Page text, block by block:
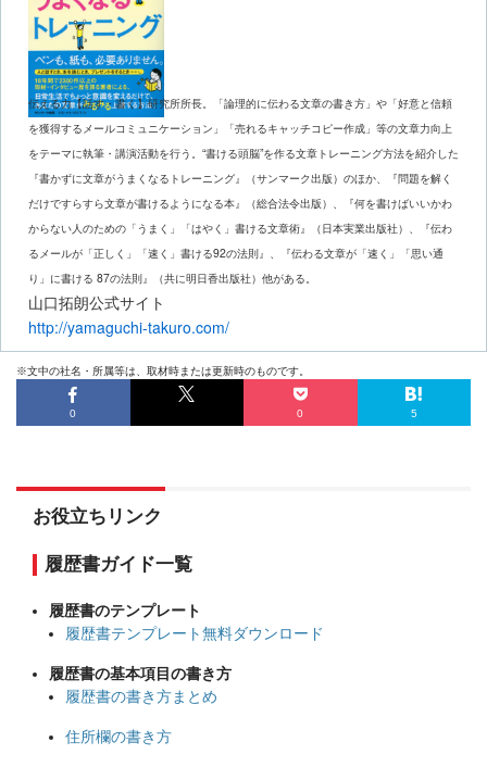
伝える力【話す・書く】研究所所長。「論理的に伝わる文章の書き方」や「好意と信頼
を獲得するメールコミュニケーション」「売れるキャッチコピー作成」等の文章力向上
をテーマに執筆・講演活動を行う。“書ける頭脳”を作る文章トレーニング方法を紹介した
『書かずに文章がうまくなるトレーニング』（サンマーク出版）のほか、『問題を解く
だけですらすら文章が書けるようになる本』（総合法令出版）、『何を書けばいいかわ
からない人のための「うまく」「はやく」書ける文章術』（日本実業出版社）、『伝わ
るメールが「正しく」「速く」書ける92の法則』、『伝わる文章が「速く」「思い通
り」に書ける 87の法則』（共に明日香出版社）他がある。
山口拓朗公式サイト
http://yamaguchi-takuro.com/
※文中の社名・所属等は、取材時または更新時のものです。
0 0 5
お役立ちリンク
履歴書ガイド一覧
履歴書のテンプレート
履歴書テンプレート無料ダウンロード
履歴書の基本項目の書き方
履歴書の書き方まとめ
住所欄の書き方